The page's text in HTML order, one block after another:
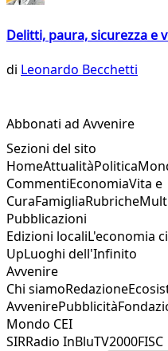
Delitti, paura, sicurezza e
di Leonardo Becchetti
Abbonati ad Avvenire
Sezioni del sito
HomeAttualitàPolitica
CommentiEconomiaVita e
CuraFamigliaRubriche
Pubblicazioni
Edizioni localiL'economia
UpLuoghi dell'Infinito
Avvenire
Chi siamoRedazione
AvvenirePubblicità
Mondo CEI
SIRRadio InBluTV2000FISC